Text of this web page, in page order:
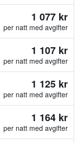
1 077 kr
per natt med avgifter
1 107 kr
per natt med avgifter
1 125 kr
per natt med avgifter
1 164 kr
per natt med avgifter